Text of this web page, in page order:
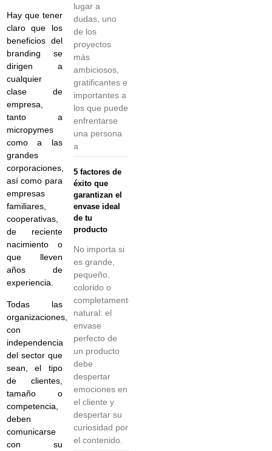
Hay que tener
claro que los
beneficios del
branding se
dirigen a
cualquier
clase de
empresa,
tanto a
micropymes
como a las
grandes
corporaciones,
así como para
empresas
familiares,
cooperativas,
de reciente
nacimiento o
que lleven
años de
experiencia.
Todas las
organizaciones,
con
independencia
del sector que
sean, el tipo
de clientes,
tamaño o
competencia,
deben
comunicarse
con su
lugar a
dudas, uno
de los
proyectos
más
ambiciosos,
gratificantes e
importantes a
los que puede
enfrentarse
una persona
a
5 factores de
éxito que
garantizan el
envase ideal
de tu
producto
No importa si
es grande,
pequeño,
colorido o
completamente
natural: el
envase
perfecto de
un producto
debe
despertar
emociones en
el cliente y
despertar su
curiosidad por
el contenido.